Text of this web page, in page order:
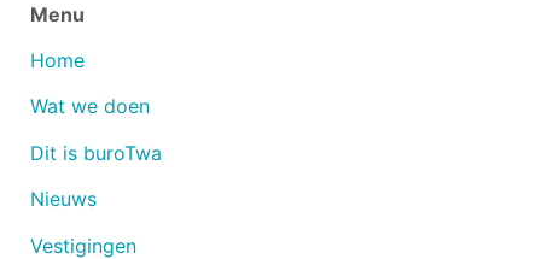
Menu
Home
Wat we doen
Dit is buroTwa
Nieuws
Vestigingen